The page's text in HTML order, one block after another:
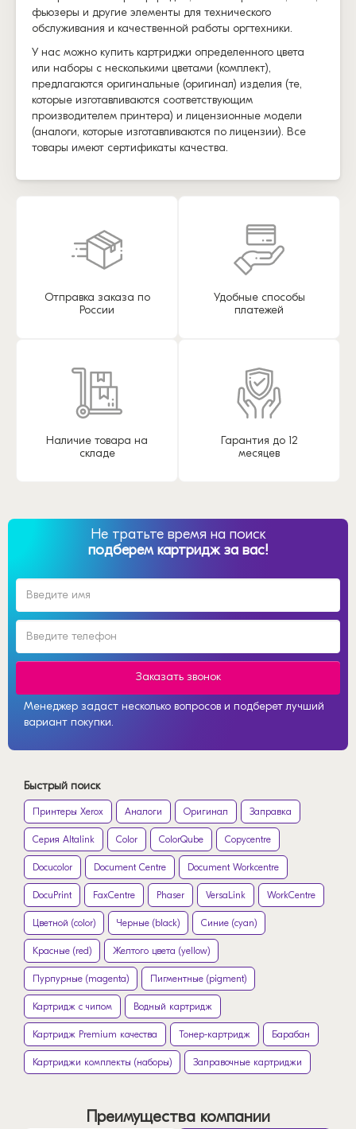
фьюзеры и другие элементы для технического
обслуживания и качественной работы оргтехники.
У нас можно купить картриджи определенного цвета
или наборы с несколькими цветами (комплект),
предлагаются оригинальные (оригинал) изделия (те,
которые изготавливаются соответствующим
производителем принтера) и лицензионные модели
(аналоги, которые изготавливаются по лицензии). Все
товары имеют сертификаты качества.
Отправка заказа по
России
Удобные способы
платежей
Наличие товара на
складе
Гарантия до 12
месяцев
Не тратьте время на поиск
подберем картридж за вас!
Заказать звонок
Менеджер задаст несколько вопросов и подберет лучший
вариант покупки.
Быстрый поиск
Принтеры Xerox Аналоги Оригинал Заправка
Серия Altalink Color ColorQube Copycentre
Docucolor Document Centre Document Workcentre
DocuPrint FaxCentre Phaser VersaLink WorkCentre
Цветной (color) Черные (black) Синие (cyan)
Красные (red) Желтого цвета (yellow)
Пурпурные (magenta) Пигментные (pigment)
Картридж с чипом Водный картридж
Картридж Premium качества Тонер-картридж Барабан
Картриджи комплекты (наборы) Заправочные картриджи
Преимущества компании